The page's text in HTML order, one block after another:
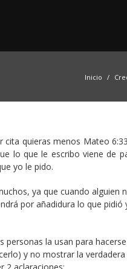
Inicio
cita quieras menos Mateo
lo que le escribo viene de
yo le pido.
ya que cuando alguien
por añadidura lo que pidió
personas la usan para
y no mostrar la verdadera